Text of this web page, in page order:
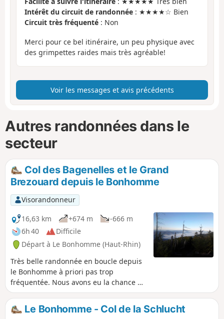
Intérêt du circuit de randonnée : ★★★★☆ Bien
Circuit très fréquenté : Non
Merci pour ce bel itinéraire, un peu physique avec
des grimpettes raides mais très agréable!
Voir les messages et avis précédents
Autres randonnées dans le
secteur
Col des Bagenelles et le Grand
Brezouard depuis le Bonhomme
Visorandonneur
16,63 km
+674 m
-666 m
6h 40
Difficile
Départ à Le Bonhomme (Haut-Rhin)
Très belle randonnée en boucle depuis
le Bonhomme à priori pas trop
fréquentée. Nous avons eu la chance de
passer dans des endroits remplis de
digitales en fleurs... magnifique.Circuit
varié à travers forêts et pâturages.
Le Bonhomme - Col de la Schlucht